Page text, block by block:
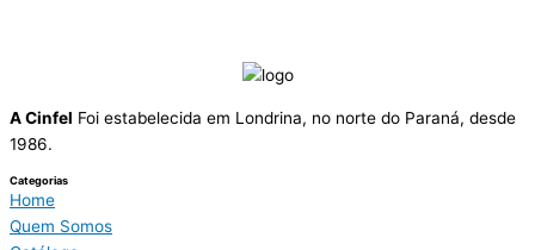
A Cinfel Foi estabelecida em Londrina, no norte do Paraná, desde
1986.
Categorias
Home
Quem Somos